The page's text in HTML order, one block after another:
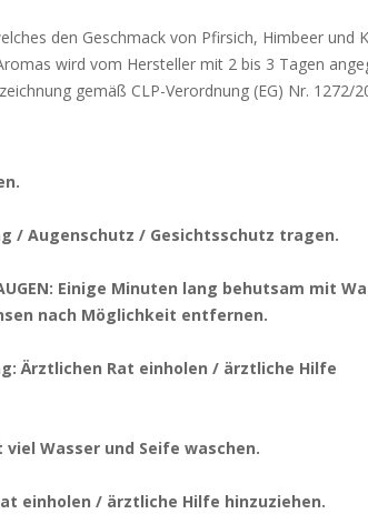
den Geschmack von Pfirsich, Himbeer und
wird vom Hersteller mit 2 bis 3 Tagen
gemäß CLP-Verordnung (EG) Nr. 1272/
/ Augenschutz / Gesichtsschutz tragen.
AUGEN: Einige Minuten lang behutsam mit
nach Möglichkeit entfernen.
Ärztlichen Rat einholen / ärztliche Hilfe
Wasser und Seife waschen.
einholen / ärztliche Hilfe hinzuziehen.